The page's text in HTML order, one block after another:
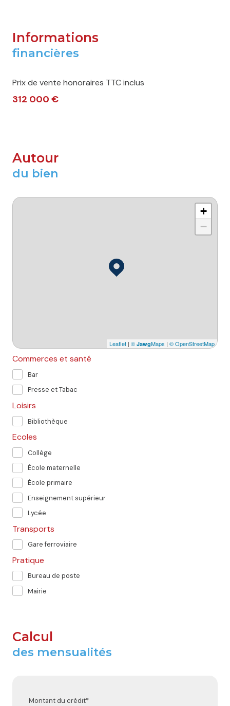
Informations
financières
Prix de vente honoraires TTC inclus
312 000 €
Autour
du bien
+
−
Leaflet | © JawgMaps | © OpenStreetMap
Commerces et santé
Bar
Presse et Tabac
Loisirs
Bibliothèque
Ecoles
Collège
École maternelle
École primaire
Enseignement supérieur
Lycée
Transports
Gare ferroviaire
Pratique
Bureau de poste
Mairie
Calcul
des mensualités
Montant du crédit*